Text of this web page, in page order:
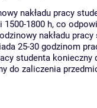
nakładu pracy
1800 h, co
nakładu
25-30 godzinom
studenta
do zaliczenia